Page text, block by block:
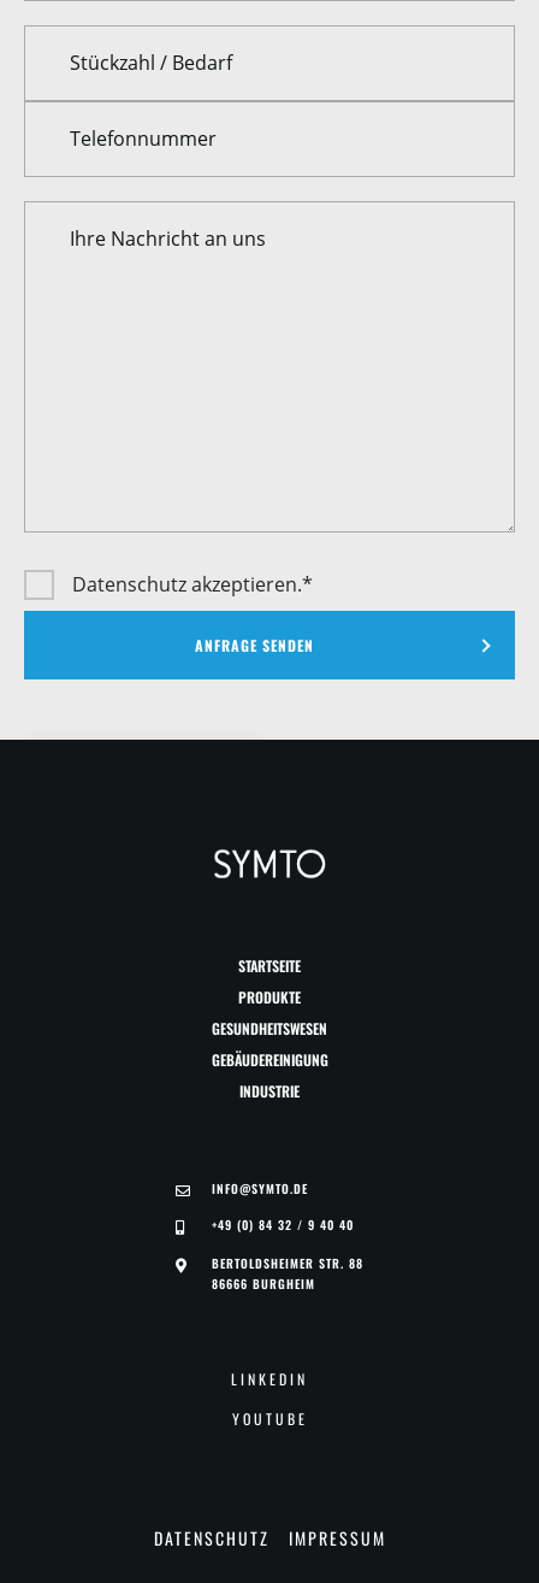
Stückzahl / Bedarf
Telefonnummer
Ihre Nachricht an uns
Datenschutzakzeptieren.*
STARTSEITE
PRODUKTE
GESUNDHEITSWESEN
GEBÄUDEREINIGUNG
INDUSTRIE
INFO@SYMTO.DE
+49 (0) 84 32 / 9 40 40
BERTOLDSHEIMER STR. 88
86666 BURGHEIM
LINKEDIN
YOUTUBE
DATENSCHUTZ IMPRESSUM